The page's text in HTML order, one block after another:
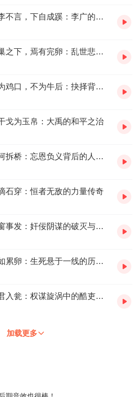
成语故事知多少 59 桃李不言，下自成蹊：李广的传奇与风骨
成语故事知多少 58 覆巢之下，焉有完卵：乱世悲歌中的命运挽歌
成语故事知多少 57 宁为鸡口，不为牛后：抉择背后的尊严与志向
戈为玉帛：大禹的和平之治
成语故事知多少 55 过河拆桥：忘恩负义背后的人性之殇
石穿：恒者无敌的力量传奇
成语故事知多少 53 东窗事发：奸佞阴谋的破灭与正义的回响
成语故事知多少 52 危如累卵：生死悬于一线的历史警讯
成语故事知多少 51 请君入瓮：权谋旋涡中的酷吏末路
加载更多